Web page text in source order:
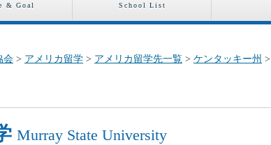
& Goal School List
会 > アメリカ留学 > アメリカ留学先一覧 > ケンタッキー州
Murray State University